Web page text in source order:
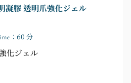
凝膠 透明爪強化ジェル
：60 分
化ジェル